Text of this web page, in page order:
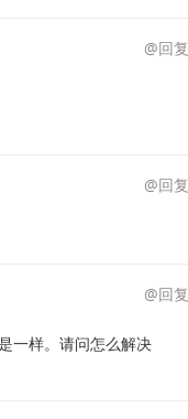
@回复
@回复
@回复
一样。请问怎么解决